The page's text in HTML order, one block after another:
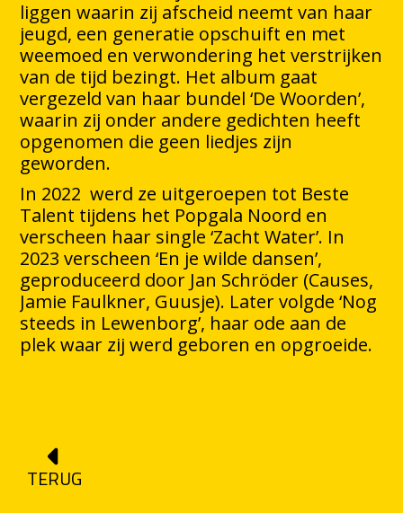
liggen waarin zij afscheid neemt van haar
jeugd, een generatie opschuift en met
weemoed en verwondering het verstrijken
van de tijd bezingt. Het album gaat
vergezeld van haar bundel ‘De Woorden’,
waarin zij onder andere gedichten heeft
opgenomen die geen liedjes zijn
geworden.
In 2022 werd ze uitgeroepen tot Beste
Talent tijdens het Popgala Noord en
verscheen haar single ‘Zacht Water’. In
2023 verscheen ‘En je wilde dansen’,
geproduceerd door Jan Schröder (Causes,
Jamie Faulkner, Guusje). Later volgde ‘Nog
steeds in Lewenborg’, haar ode aan de
plek waar zij werd geboren en opgroeide.
TERUG